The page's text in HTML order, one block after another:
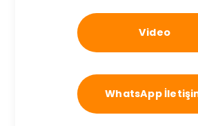
Video
WhatsApp